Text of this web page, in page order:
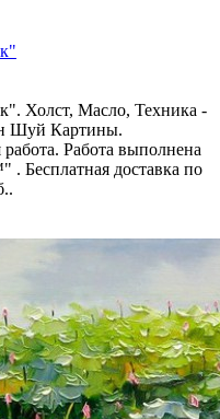
Холст, Масло, Техника -
Шуй Картины.
Работа выполнена
Бесплатная доставка по